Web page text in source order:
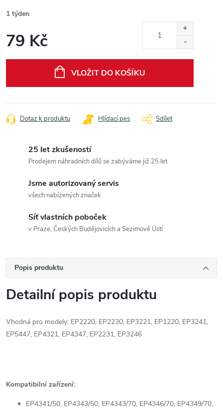
1 týden
79 Kč
VLOŽIT DO KOŠÍKU
Dotaz k produktu Hlídací pes Sdílet
25 let zkušeností
Prodejem náhradních dílů se zabýváme již 25 let
Jsme autorizovaný servis
všech nabízených značek
Síť vlastních poboček
v Praze, Českých Budějovicích a Sezimově Ústí
Popis produktu
Detailní popis produktu
Vhodná pro modely: EP2220, EP2230, EP3221, EP1220, EP3241,
EP5447, EP4321, EP4347, EP2231, EP3246
Kompatibilní zařízení:
EP4341/50, EP4343/50, EP4343/70, EP4346/70, EP4349/70,